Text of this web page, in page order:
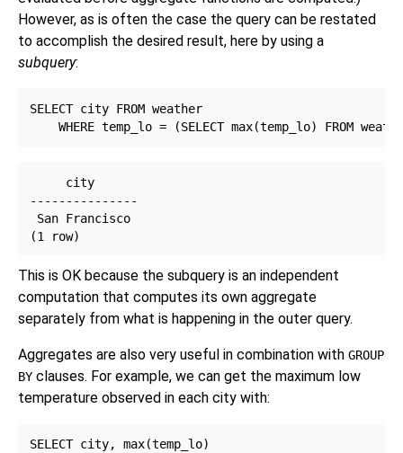
However, as is often the case the query can be restated
to accomplish the desired result, here by using a
subquery:
SELECT city FROM weather
     city
---------------
San Francisco
This is OK because the subquery is an independent
computation that computes its own aggregate
separately from what is happening in the outer query.
Aggregates are also very useful in combination with GROUP
BY clauses. For example, we can get the maximum low
temperature observed in each city with:
SELECT city, max(temp_lo)